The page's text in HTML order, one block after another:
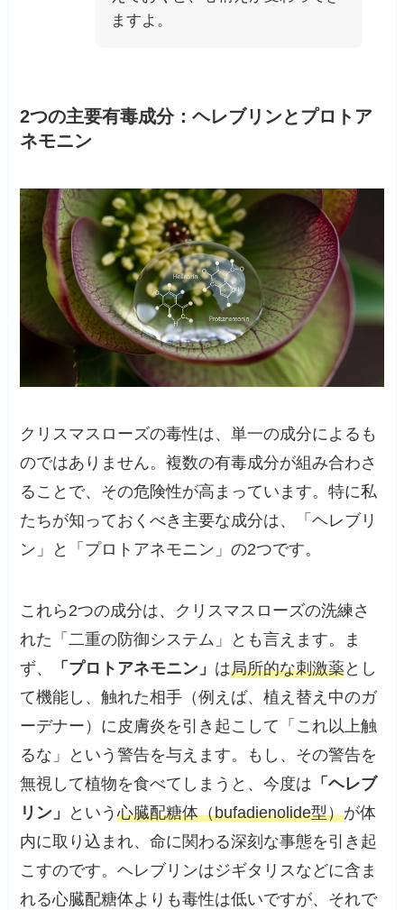
ますよ。
2つの主要有毒成分：ヘレブリンとプロトア
ネモニン
クリスマスローズの毒性は、単一の成分によるも
のではありません。複数の有毒成分が組み合わさ
ることで、その危険性が高まっています。特に私
たちが知っておくべき主要な成分は、「ヘレブリ
ン」と「プロトアネモニン」の2つです。
これら2つの成分は、クリスマスローズの洗練さ
れた「二重の防御システム」とも言えます。ま
ず、
「プロトアネモニン」 は局所的な刺激薬とし
て機能し、触れた相手（例えば、植え替え中のガ
ーデナー）に皮膚炎を引き起こして「これ以上触
るな」という警告を与えます。もし、その警告を
無視して植物を食べてしまうと、今度は 「ヘレブ
リン」
という心臓配糖体（bufadienolide型）が体
内に取り込まれ、命に関わる深刻な事態を引き起
こすのです。ヘレブリンはジギタリスなどに含ま
れる心臓配糖体よりも毒性は低いですが、それで